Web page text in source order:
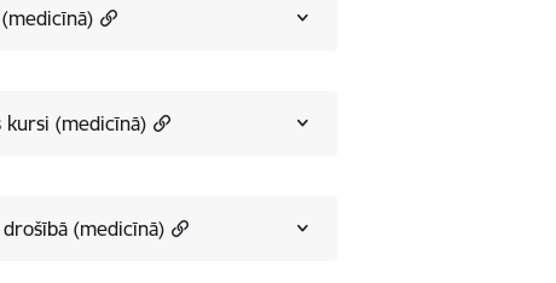
kursi (medicīnā)
(medicīnā)